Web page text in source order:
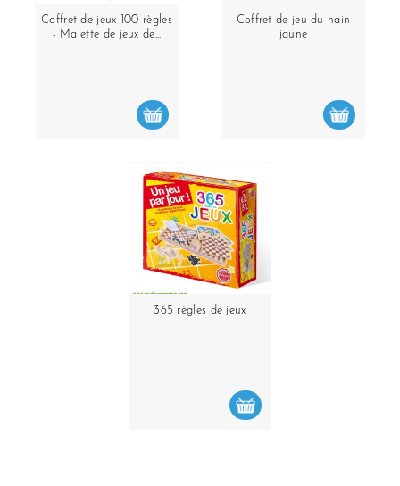
Coffret de jeux 100 règles
- Malette de jeux de...
Coffret de jeu du nain
jaune
365 règles de jeux